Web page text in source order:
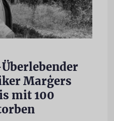
Marģers
mit 100